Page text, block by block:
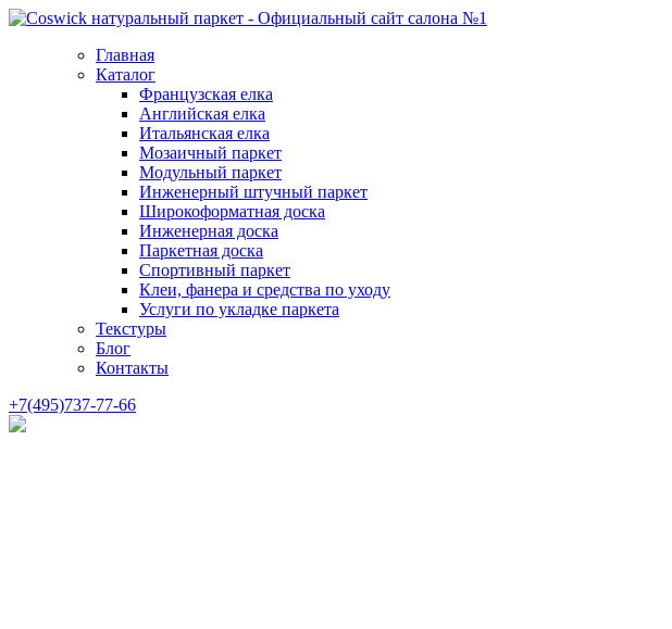
Главная
Каталог
Французская елка
Английская елка
Итальянская елка
Мозаичный паркет
Модульный паркет
Инженерный штучный паркет
Широкоформатная доска
Инженерная доска
Паркетная доска
Спортивный паркет
Клеи, фанера и средства по уходу
Услуги по укладке паркета
Текстуры
Блог
Контакты
+7(495)737-77-66